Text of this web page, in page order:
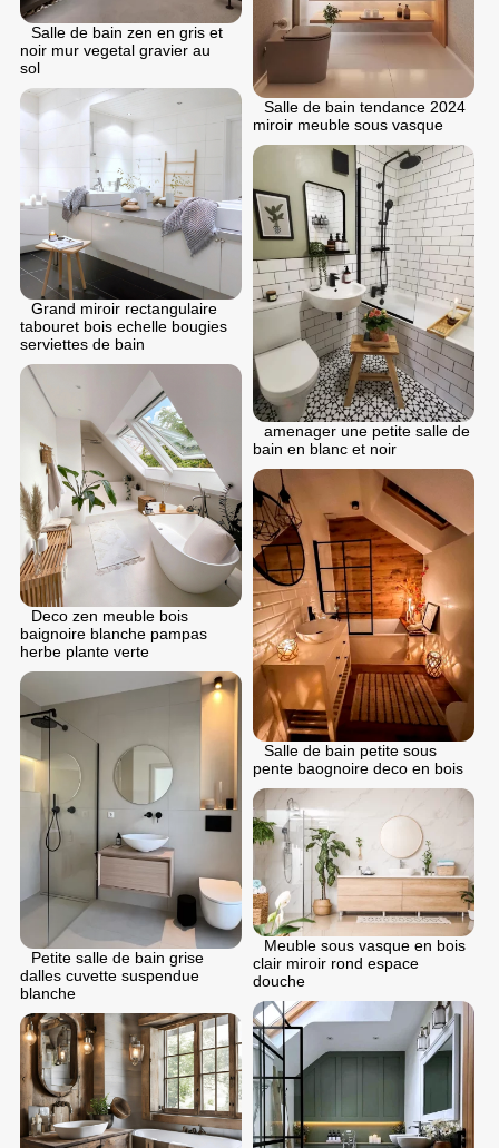
Salle de bain zen en gris et
noir mur vegetal gravier au
sol
Salle de bain tendance 2024
miroir meuble sous vasque
Grand miroir rectangulaire
tabouret bois echelle bougies
serviettes de bain
аmenager une petite salle de
bain en blanc et noir
Deco zen meuble bois
baignoire blanche pampas
herbe plante verte
Salle de bain petite sous
pente baognoire deco en bois
Petite salle de bain grise
dalles cuvette suspendue
blanche
Meuble sous vasque en bois
clair miroir rond espace
douche